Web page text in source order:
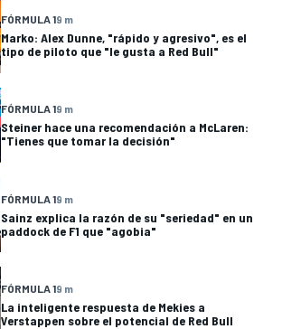
FÓRMULA 19 m
Marko: Alex Dunne, "rápido y agresivo", es el
tipo de piloto que "le gusta a Red Bull"
FÓRMULA 19 m
Steiner hace una recomendación a McLaren:
"Tienes que tomar la decisión"
FÓRMULA 19 m
Sainz explica la razón de su "seriedad" en un
paddock de F1 que "agobia"
FÓRMULA 19 m
La inteligente respuesta de Mekies a
Verstappen sobre el potencial de Red Bull